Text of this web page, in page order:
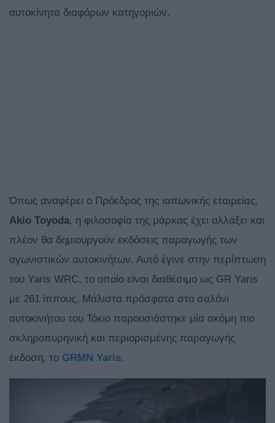
αυτοκίνητα διαφόρων κατηγοριών.
Όπως αναφέρει ο Πρόεδρος της ιαπωνικής εταιρείας,
Akio Toyoda, η φιλοσοφία της μάρκας έχει αλλάξει και
πλέον θα δημιουργούν εκδόσεις παραγωγής των
αγωνιστικών αυτοκινήτων. Αυτό έγινε στην περίπτωση
του Yaris WRC, το οποίο είναι διαθέσιμο ως GR Yaris
με 261 ίππους. Μάλιστα πρόσφατα στο σαλόνι
αυτοκινήτου του Τόκιο παρουσιάστηκε μία ακόμη πιο
σκληροπυρηνική και περιορισμένης παραγωγής
έκδοση, το GRMN Yaris.